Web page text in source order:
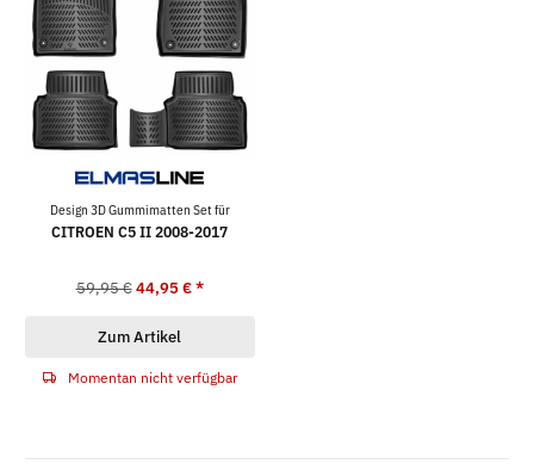
Design 3D Gummimatten Set für
CITROEN C5 II 2008-2017
59,95 € 44,95 €*
Zum Artikel
Momentan nicht verfügbar